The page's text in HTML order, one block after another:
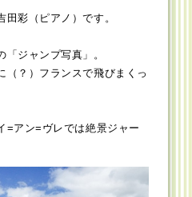
彩（ピアノ）です。
ジャンプ写真」。
（？）フランスで飛びまくっ
=アン=ヴレでは絶景ジャー